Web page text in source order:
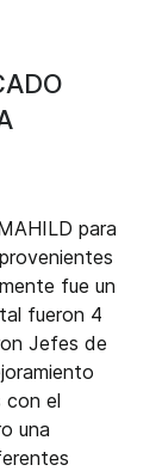
para
fue un
fueron 4
Jefes de
con el
una